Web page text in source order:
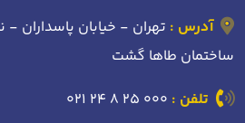
آدرس : تهران - خیابان
ساختمان طاها گشت
تلفن : 021 24 8 25 000